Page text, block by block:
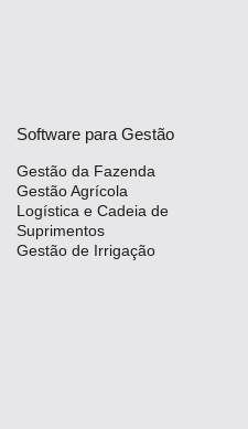
Software para Gestão
Gestão da Fazenda
Gestão Agrícola
Logística e Cadeia de
Suprimentos
Gestão de Irrigação